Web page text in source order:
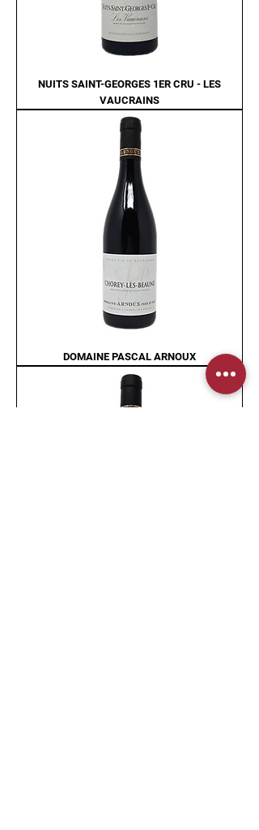
NUITS SAINT-GEORGES 1ER CRU - LES
VAUCRAINS
DOMAINE PASCAL ARNOUX